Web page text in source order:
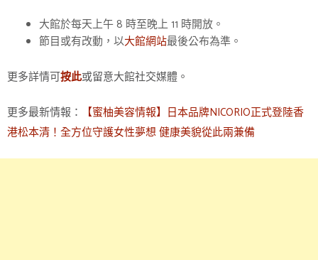
大館於每天上午 8 時至晚上 11 時開放。
節目或有改動，以大館網站最後公布為準。
更多詳情可按此或留意大館社交媒體。
更多最新情報：
【蜜柚美容情報】日本品牌NICORIO正式登陸香
港松本清！全方位守護女性夢想 健康美貌從此兩兼備